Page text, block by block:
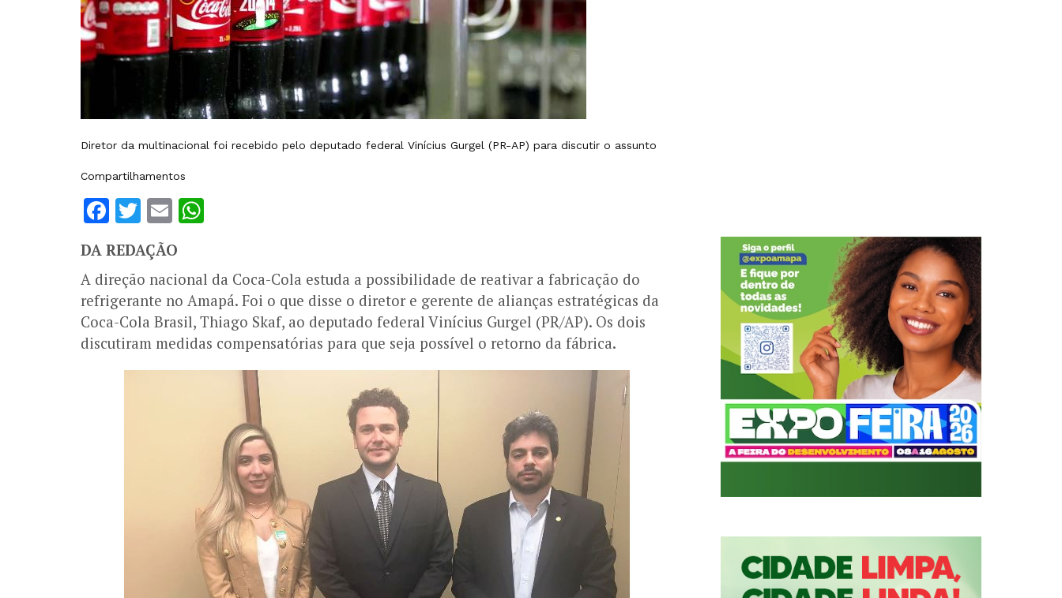
Diretor da multinacional foi recebido pelo deputado federal Vinícius Gurgel (PR-AP) para discutir o assunto
Compartilhamentos
Facebook
Twitter
Email
DA REDAÇÃO
A direção nacional da Coca-Cola estuda a possibilidade de reativar a fabricação do
refrigerante no Amapá. Foi o que disse o diretor e gerente de alianças estratégicas da
Coca-Cola Brasil, Thiago Skaf, ao deputado federal Vinícius Gurgel (PR/AP). Os dois
discutiram medidas compensatórias para que seja possível o retorno da fábrica.